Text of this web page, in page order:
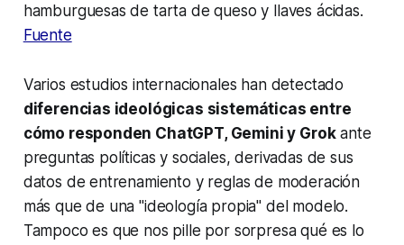
hamburguesas de tarta de queso y llaves ácidas.
Fuente
Varios estudios internacionales han detectado
diferencias ideológicas sistemáticas entre
cómo responden ChatGPT, Gemini y Grokante
preguntas políticas y sociales, derivadas de sus
datos de entrenamiento y reglas de moderación
más que de una "ideología propia" del modelo.
Tampoco es que nos pille por sorpresa qué es lo